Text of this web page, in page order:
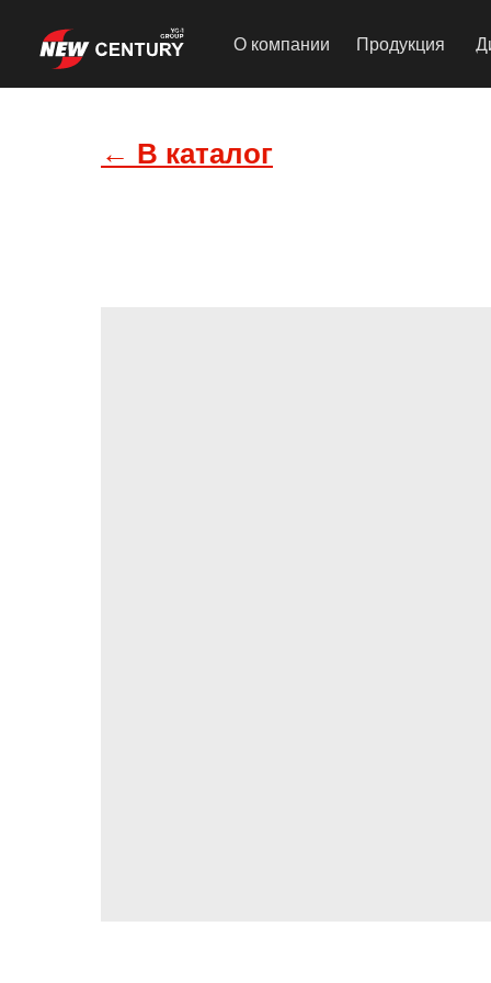
О компании Продукция
← В каталог